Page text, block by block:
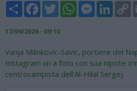
Share FacebookTwitterWhatsAppMessenger
17/06/2026 - 09:10
Vanja Milinkovic-Savic, portiere del
Instagram un a foto con sua nipote
centrocampista dell'Al-Hilal Sergej.